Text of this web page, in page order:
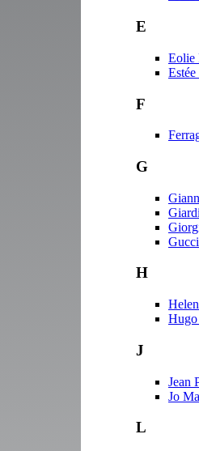
E
Eolie
F
G
Gucci
H
Hugo
J
Jean
Jo
L